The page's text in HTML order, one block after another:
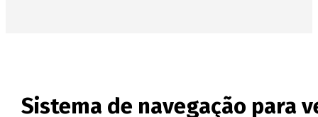
Sistema de navegação para